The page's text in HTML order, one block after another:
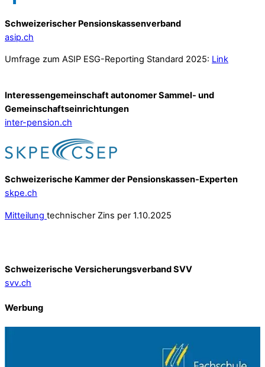
Schweizerischer Pensionskassenverband
asip.ch
Umfrage zum ASIP ESG-Reporting Standard 2025: Link
Interessengemeinschaft autonomer Sammel- und
Gemeinschafts­einrichtungen
inter-pension.ch
Schweizerische Kammer der Pensionskassen-Experten
skpe.ch
Mitteilung technischer Zins per 1.10.2025
Schweizerische Versicherungsverband SVV
svv.ch
Werbung